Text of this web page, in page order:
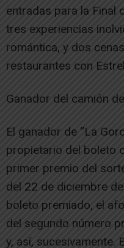
entradas para la Final
tres experiencias
romántica, y dos
restaurantes con
Ganador del camión
El ganador de “La
propietario del boleto
primer premio del
del 22 de diciembre
boleto premiado, el
del segundo número
y, así, sucesivamente.